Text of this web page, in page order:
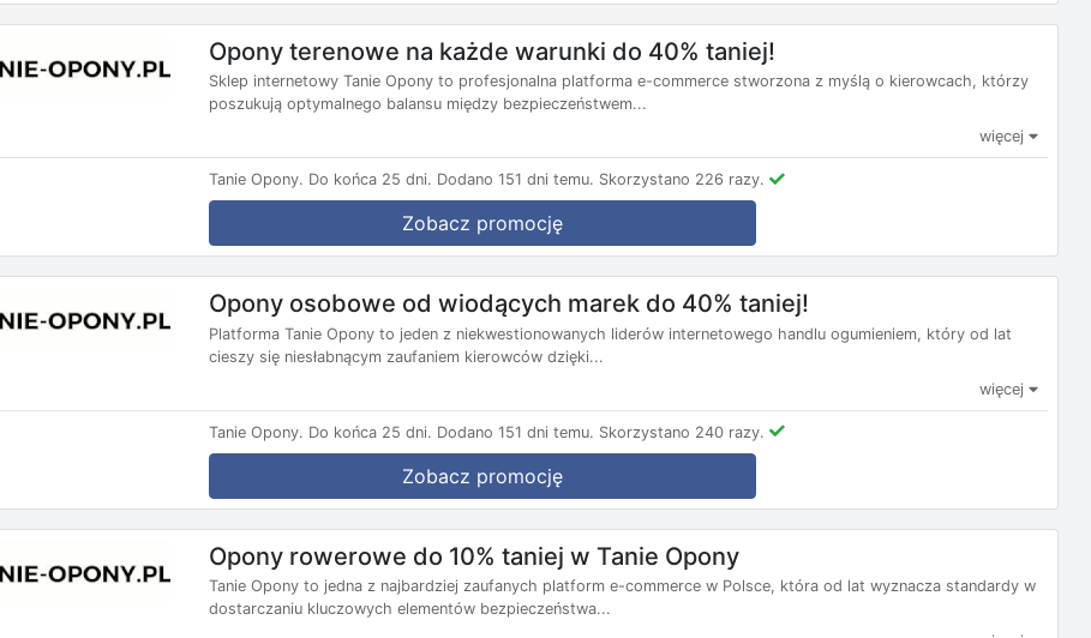
Opony terenowe na każde warunki do 40% taniej!
Sklep internetowy Tanie Opony to profesjonalna platforma e-commerce stworzona z myślą o kierowcach, którzy
poszukują optymalnego balansu między bezpieczeństwem...
więcej
Tanie Opony. Do końca 25 dni. Dodano 151 dni temu. Skorzystano 226 razy.
Zobacz promocję
Opony osobowe od wiodących marek do 40% taniej!
Platforma Tanie Opony to jeden z niekwestionowanych liderów internetowego handlu ogumieniem, który od lat
cieszy się niesłabnącym zaufaniem kierowców dzięki...
więcej
Tanie Opony. Do końca 25 dni. Dodano 151 dni temu. Skorzystano 240 razy.
Zobacz promocję
Opony rowerowe do 10% taniej w Tanie Opony
Tanie Opony to jedna z najbardziej zaufanych platform e-commerce w Polsce, która od lat wyznacza standardy w
dostarczaniu kluczowych elementów bezpieczeństwa...